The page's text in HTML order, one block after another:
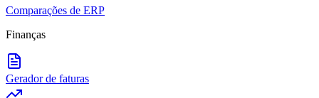
Comparações de ERP
Finanças
Gerador de faturas